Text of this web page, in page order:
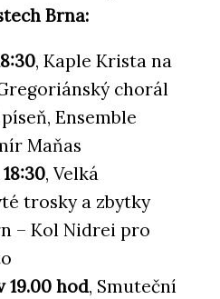
Brna:
, Kaple Krista na
chorál
Ensemble
Maňas
, Velká
trosky a zbytky
– Kol Nidrei pro
19.00 hod, Smuteční